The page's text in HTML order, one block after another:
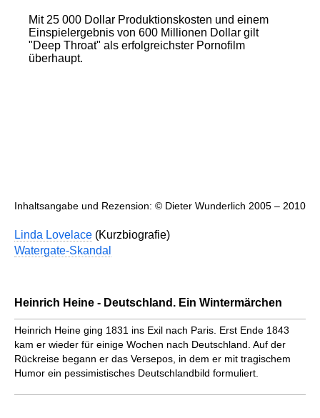
Mit 25 000 Dollar Produktionskosten und einem
Einspielergebnis von 600 Millionen Dollar gilt
"Deep Throat" als erfolgreichster Pornofilm
überhaupt.
Inhaltsangabe und Rezension: © Dieter Wunderlich 2005 – 2010
Linda Lovelace (Kurzbiografie)
Watergate-Skandal
Heinrich Heine - Deutschland. Ein Wintermärchen
Heinrich Heine ging 1831 ins Exil nach Paris. Erst Ende 1843
kam er wieder für einige Wochen nach Deutschland. Auf der
Rückreise begann er das Versepos, in dem er mit tragischem
Humor ein pessimistisches Deutschlandbild formuliert.